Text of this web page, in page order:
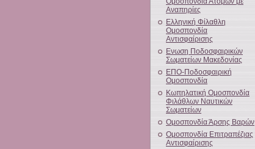
Αναπηρίες
Ελληνική Φίλαθλη
Ομοσπονδία
Αντισφαίρισης
Ενωση Ποδοσφαιρικών
Σωματείων Μακεδονίας
ΕΠΟ-Ποδοσφαιρική
Ομοσπονδία
Κωπηλατική Ομοσπονδία
Φιλάθλων Ναυτικών
Σωματείων
Ομοσπονδία Άρσης Βαρών
Ομοσπονδία Επιτραπέζιας
Αντισφαίρισης